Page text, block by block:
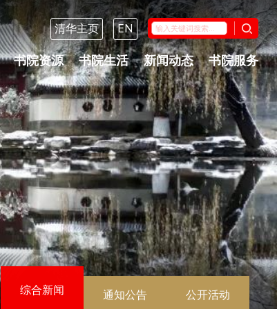
清华主页 EN
书院资源 书院生活 新闻动态 书院服务
综合新闻 通知公告 公开活动